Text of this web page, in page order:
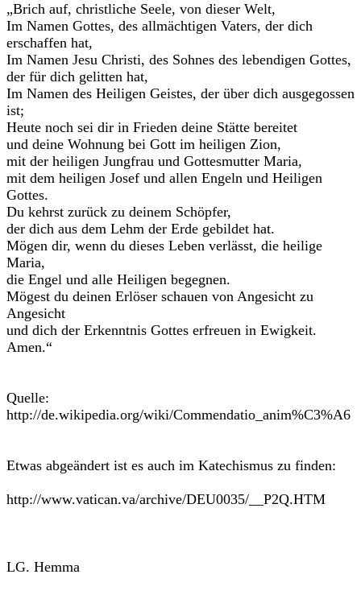
„Brich auf, christliche Seele, von dieser Welt,
Im Namen Gottes, des allmächtigen Vaters, der dich
erschaffen hat,
Im Namen Jesu Christi, des Sohnes des lebendigen Gottes,
der für dich gelitten hat,
Im Namen des Heiligen Geistes, der über dich ausgegossen
ist;
Heute noch sei dir in Frieden deine Stätte bereitet
und deine Wohnung bei Gott im heiligen Zion,
mit der heiligen Jungfrau und Gottesmutter Maria,
mit dem heiligen Josef und allen Engeln und Heiligen
Gottes.
Du kehrst zurück zu deinem Schöpfer,
der dich aus dem Lehm der Erde gebildet hat.
Mögen dir, wenn du dieses Leben verlässt, die heilige
Maria,
die Engel und alle Heiligen begegnen.
Mögest du deinen Erlöser schauen von Angesicht zu
Angesicht
und dich der Erkenntnis Gottes erfreuen in Ewigkeit.
Amen.“
Quelle:
http://de.wikipedia.org/wiki/Commendatio_anim%C3%A6
Etwas abgeändert ist es auch im Katechismus zu finden:
http://www.vatican.va/archive/DEU0035/__P2Q.HTM
LG. Hemma